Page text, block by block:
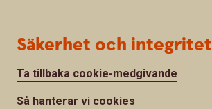
Säkerhet och integritet
Ta tillbaka cookie-medgivande
Så hanterar vi cookies